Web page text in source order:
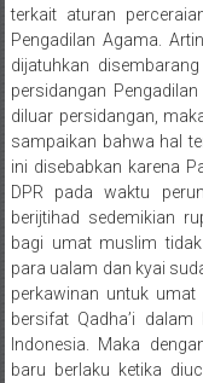
terkait aturan
Pengadilan Agama.
dijatuhkan
persidangan
diluar persidangan,
sampaikan bahwa hal
ini disebabkan karena
DPR pada waktu
berijtihad sedemikian
bagi umat muslim
para ualam dan kyai
perkawinan untuk
bersifat Qadha’i
Indonesia. Maka
baru berlaku ketika